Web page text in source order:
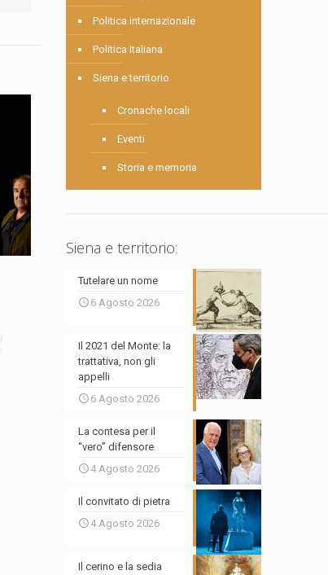
Politica internazionale
Politica Italiana
Siena e territorio
Cronache locali
Eventi
Storia e memoria
Siena e territorio:
Tutelare un nome
6 Agosto 2026
Il 2021 del Monte: la
trattativa, non gli
appelli
6 Agosto 2026
La contesa per il
“vero” difensore
4 Agosto 2026
Il convitato di pietra
4 Agosto 2026
Il cerino e la sedia